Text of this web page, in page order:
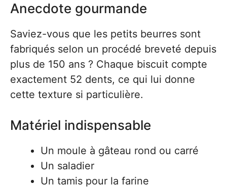
Anecdote gourmande
Saviez-vous que les petits beurres sont
fabriqués selon un procédé breveté depuis
plus de 150 ans ? Chaque biscuit compte
exactement 52 dents, ce qui lui donne
cette texture si particulière.
Matériel indispensable
Un moule à gâteau rond ou carré
Un saladier
Un tamis pour la farine